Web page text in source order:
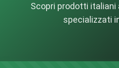
Scopri prodotti
specializzati